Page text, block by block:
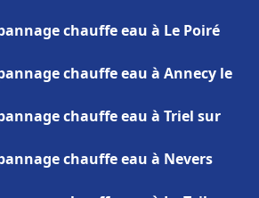
chauffe eau à Le Poiré
chauffe eau à Annecy le
chauffe eau à Triel sur
chauffe eau à Nevers